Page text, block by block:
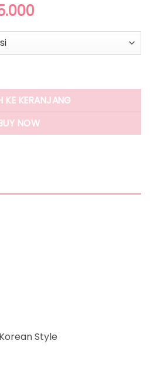
Harga
adalah:
Titanium Wanita Nami
KE KERANJANG
NOW
Style